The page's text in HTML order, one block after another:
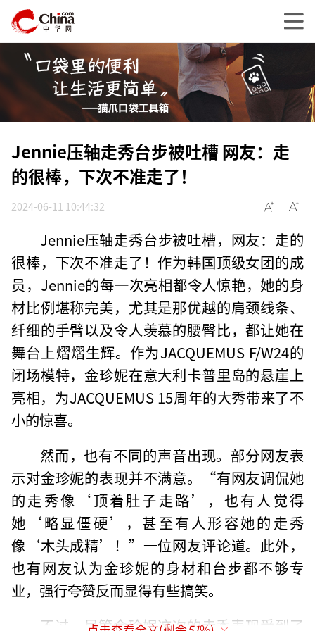
Jennie压轴走秀台步被吐槽 网友：走
的很棒，下次不准走了！
2024-06-11 10:44:32
Jennie压轴走秀台步被吐槽，网友：走的
很棒，下次不准走了！作为韩国顶级女团的成
员，Jennie的每一次亮相都令人惊艳，她的身
材比例堪称完美，尤其是那优越的肩颈线条、
纤细的手臂以及令人羡慕的腰臀比，都让她在
舞台上熠熠生辉。作为JACQUEMUS F/W24的
闭场模特，金珍妮在意大利卡普里岛的悬崖上
亮相，为JACQUEMUS 15周年的大秀带来了不
小的惊喜。
然而，也有不同的声音出现。部分网友表
示对金珍妮的表现并不满意。“有网友调侃她
的走秀像‘顶着肚子走路’，也有人觉得
她‘略显僵硬’，甚至有人形容她的走秀
像‘木头成精’！”一位网友评论道。此外，
也有网友认为金珍妮的身材和台步都不够专
业，强行夸赞反而显得有些搞笑。
不过，尽管金珍妮这次的走秀表现受到了